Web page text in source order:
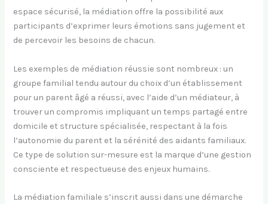
espace sécurisé, la médiation offre la possibilité aux
participants d’exprimer leurs émotions sans jugement et
de percevoir les besoins de chacun.
Les exemples de médiation réussie sont nombreux : un
groupe familial tendu autour du choix d’un établissement
pour un parent âgé a réussi, avec l’aide d’un médiateur, à
trouver un compromis impliquant un temps partagé entre
domicile et structure spécialisée, respectant à la fois
l’autonomie du parent et la sérénité des aidants familiaux.
Ce type de solution sur-mesure est la marque d’une gestion
consciente et respectueuse des enjeux humains.
La médiation familiale s’inscrit aussi dans une démarche